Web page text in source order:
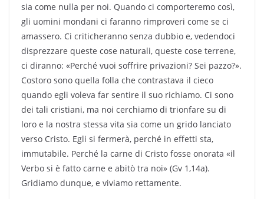
sia come nulla per noi. Quando ci comporteremo così,
gli uomini mondani ci faranno rimproveri come se ci
amassero. Ci criticheranno senza dubbio e, vedendoci
disprezzare queste cose naturali, queste cose terrene,
ci diranno: «Perché vuoi soffrire privazioni? Sei pazzo?».
Costoro sono quella folla che contrastava il cieco
quando egli voleva far sentire il suo richiamo. Ci sono
dei tali cristiani, ma noi cerchiamo di trionfare su di
loro e la nostra stessa vita sia come un grido lanciato
verso Cristo. Egli si fermerà, perché in effetti sta,
immutabile. Perché la carne di Cristo fosse onorata «il
Verbo si è fatto carne e abitò tra noi» (Gv 1,14a).
Gridiamo dunque, e viviamo rettamente.